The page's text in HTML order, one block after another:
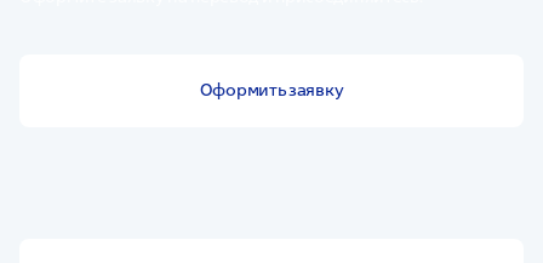
Оформить заявку